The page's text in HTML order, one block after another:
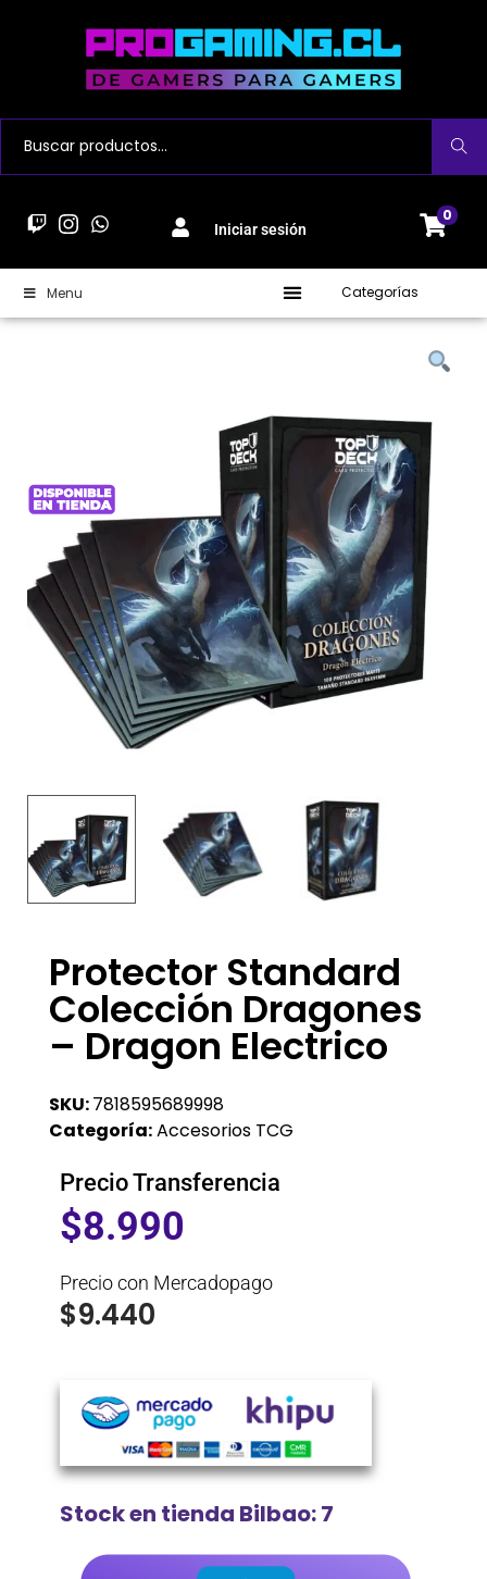
Buscar
Iniciar sesión
0
Menu Categorías
Protector Standard
Colección Dragones
– Dragon Electrico
SKU:7818595689998
Categoría:Accesorios TCG
Precio Transferencia
$8.990
Precio con Mercadopago
$9.440
Stock en tienda Bilbao: 7